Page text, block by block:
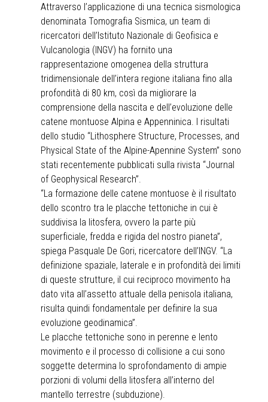
Attraverso l’applicazione di una tecnica sismologica
denominata Tomografia Sismica, un team di
ricercatori dell’Istituto Nazionale di Geofisica e
Vulcanologia (INGV) ha fornito una
rappresentazione omogenea della struttura
tridimensionale dell’intera regione italiana fino alla
profondità di 80 km, così da migliorare la
comprensione della nascita e dell’evoluzione delle
catene montuose Alpina e Appenninica. I risultati
dello studio “Lithosphere Structure, Processes, and
Physical State of the Alpine-Apennine System” sono
stati recentemente pubblicati sulla rivista “Journal
of Geophysical Research”.
“La formazione delle catene montuose è il risultato
dello scontro tra le placche tettoniche in cui è
suddivisa la litosfera, ovvero la parte più
superficiale, fredda e rigida del nostro pianeta”,
spiega Pasquale De Gori, ricercatore dell’INGV. “La
definizione spaziale, laterale e in profondità dei limiti
di queste strutture, il cui reciproco movimento ha
dato vita all’assetto attuale della penisola italiana,
risulta quindi fondamentale per definire la sua
evoluzione geodinamica”.
Le placche tettoniche sono in perenne e lento
movimento e il processo di collisione a cui sono
soggette determina lo sprofondamento di ampie
porzioni di volumi della litosfera all’interno del
mantello terrestre (subduzione).